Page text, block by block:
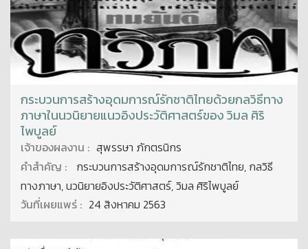
กระบวนการสร้างอุดมการณ์รักชาติไทยด้วยกลวิธีทาง
ภาษาในนวนิยายแนวอิงประวัติศาสตร์ของ วิมล ศิริ
ไพบูลย์
เจ้าของผลงาน : สุพรรษา ภักตรนิกร
คำสำคัญ :
กระบวนการสร้างอุดมการณ์รักชาติไทย, กลวิธี
ทางภาษา, นวนิยายอิงประวัติศาสตร์, วิมล ศิริไพบูลย์
วันที่เผยแพร่ : 24 สิงหาคม 2563